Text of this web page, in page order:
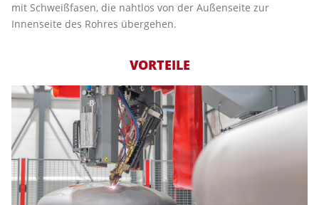
mit Schweißfasen, die nahtlos von der Außenseite zur
Innenseite des Rohres übergehen.
VORTEILE